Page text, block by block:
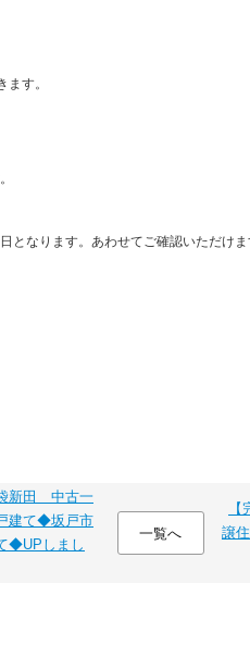
す。
となります。あわせてご確認いただけま
新田 中古一
建て◆坂戸市
◆UPしまし
一覧へ
譲